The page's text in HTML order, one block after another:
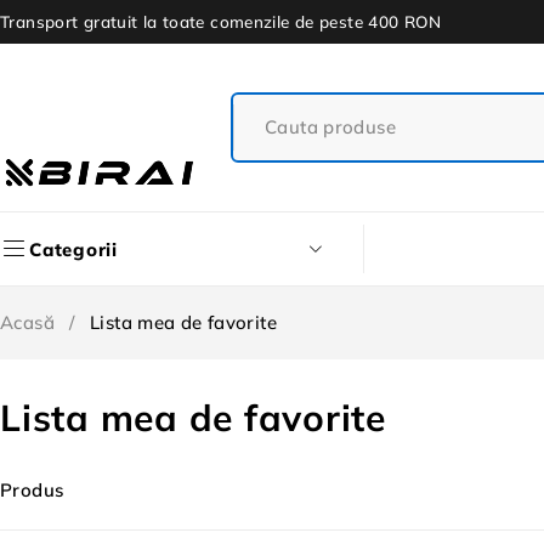
Transport gratuit la toate comenzile de peste 400 RON
Categorii
Acasă / Lista mea de favorite
Lista mea de favorite
Produs